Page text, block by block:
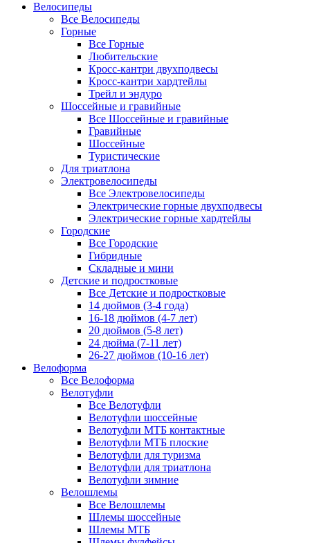
Велосипеды
Все Велосипеды
Горные
Все Горные
Любительские
Кросс-кантри двухподвесы
Кросс-кантри хардтейлы
Трейл и эндуро
Шоссейные и гравийные
Все Шоссейные и гравийные
Гравийные
Шоссейные
Туристические
Для триатлона
Электровелосипеды
Все Электровелосипеды
Электрические горные двухподвесы
Электрические горные хардтейлы
Городские
Все Городские
Гибридные
Складные и мини
Детские и подростковые
Все Детские и подростковые
14 дюймов (3-4 года)
16-18 дюймов (4-7 лет)
20 дюймов (5-8 лет)
24 дюйма (7-11 лет)
26-27 дюймов (10-16 лет)
Велоформа
Все Велоформа
Велотуфли
Все Велотуфли
Велотуфли шоссейные
Велотуфли МТБ контактные
Велотуфли МТБ плоские
Велотуфли для туризма
Велотуфли для триатлона
Велотуфли зимние
Велошлемы
Все Велошлемы
Шлемы шоссейные
Шлемы МТБ